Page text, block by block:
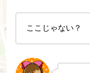
ここじゃない？